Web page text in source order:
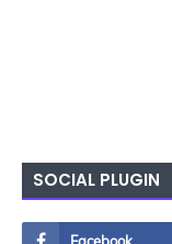
SOCIAL PLUGIN